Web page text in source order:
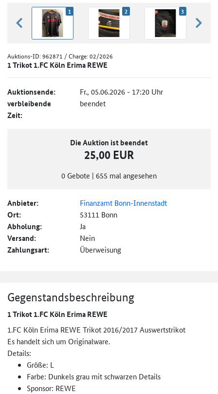
zurück blättern
1 2 3
Auktions-ID:962871 / Charge: 02/2026
1 Trikot 1.FC Köln Erima REWE
Auktionsende: Fr., 05.06.2026 - 17:20 Uhr
verbleibende
Zeit:
beendet
Die Auktion ist beendet
25,00 EUR
0 Gebote | 655 mal angesehen
Anbieter: Finanzamt Bonn-Innenstadt
Ort: 53111 Bonn
Abholung: Ja
Versand: Nein
Zahlungsart: Überweisung
Gegenstandsbeschreibung
1 Trikot 1.FC Köln Erima REWE
1.FC Köln Erima REWE Trikot 2016/2017 Auswertstrikot
Es handelt sich um Originalware.
Details:
Größe: L
Farbe: Dunkels grau mit schwarzen Details
Sponsor: REWE